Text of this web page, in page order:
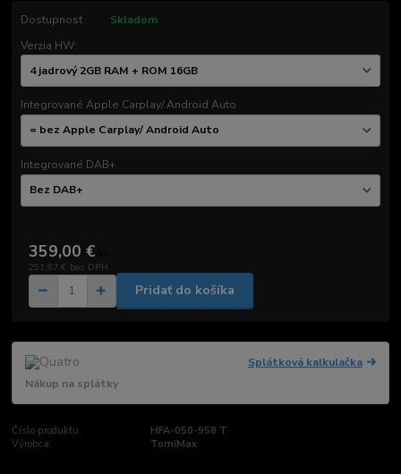
Dostupnosť
Skladom
Verzia HW:
Integrované Apple Carplay/ Android Auto
Integrované DAB+
359,00 €
291,87 € bez DPH
Pridať do košíka
Splátková kalkulačka
Nákup na splátky
Číslo produktu:
HFA-050-958 T
Výrobca:
TomiMax